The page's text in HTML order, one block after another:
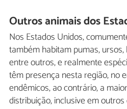
Outros animais dos
Nos Estados Unidos,
também habitam pumas,
entre outros, e realmente
têm presença nesta região, no
endêmicos, ao contrário, a
distribuição, inclusive em